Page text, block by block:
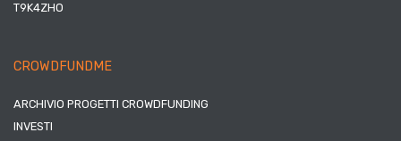
T9K4ZHO
CROWDFUNDME
ARCHIVIO PROGETTI CROWDFUNDING
INVESTI